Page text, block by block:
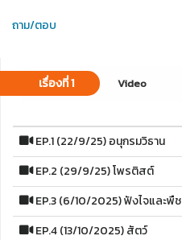
ถาม/ตอบ
เรื่องที่ 1 Video
EP.1 (22/9/25) อนุกรมวิธาน
EP.2 (29/9/25) โพรติสต์
EP.3 (6/10/2025) ฟังไจและพืช
EP.4 (13/10/2025) สัตว์